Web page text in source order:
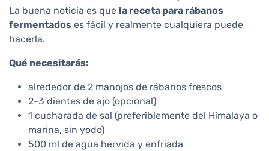
La buena noticia es que la receta para rábanos
fermentados es fácil y realmente cualquiera puede
hacerla.
Qué necesitarás:
alrededor de 2 manojos de rábanos frescos
2-3 dientes de ajo (opcional)
1 cucharada de sal (preferiblemente del Himalaya o
marina, sin yodo)
500 ml de agua hervida y enfriada